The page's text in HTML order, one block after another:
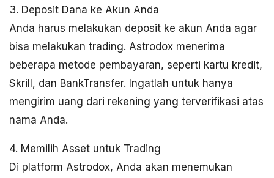
3. Deposit Dana ke Akun Anda
Anda harus melakukan deposit ke akun Anda agar
bisa melakukan trading. Astrodox menerima
beberapa metode pembayaran, seperti kartu kredit,
Skrill, dan BankTransfer. Ingatlah untuk hanya
mengirim uang dari rekening yang terverifikasi atas
nama Anda.
4. Memilih Asset untuk Trading
Di platform Astrodox, Anda akan menemukan